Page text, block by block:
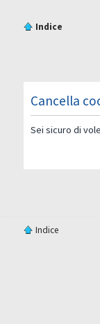
Indice
Cancella
Sei sicuro di
Indice